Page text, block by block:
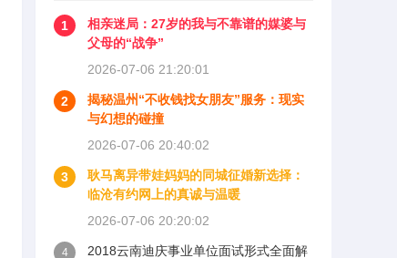
1
相亲迷局：27岁的我与不靠谱的媒婆与
父母的“战争”
2026-07-06 21:20:01
2
揭秘温州“不收钱找女朋友”服务：现实
与幻想的碰撞
2026-07-06 20:40:02
3
耿马离异带娃妈妈的同城征婚新选择：
临沧有约网上的真诚与温暖
2026-07-06 20:20:02
4
2018云南迪庆事业单位面试形式全面解